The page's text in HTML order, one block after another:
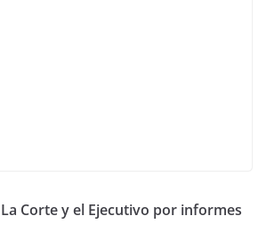
Corte y el Ejecutivo por informes